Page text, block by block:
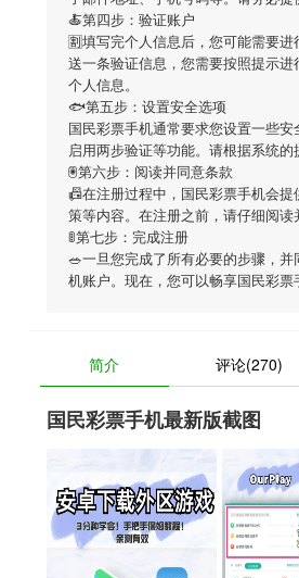
🍝第四步：验证账户
🈹填写完个人信息后，您可能需要进
送一条验证信息，您需要按照提示
个人信息。
🐟第五步：设置安全选项
国民彩票手机通常要求您设置一些安
启用两步验证等功能。请根据系统
🖲第六步：阅读并同意条款
📠在注册过程中， 国民彩票手机会提
策等内容。在注册之前，请仔细阅读
🚦第七步：完成注册
🥗一旦您完成了所有必要的步骤，并
机账户。现在，您可以畅享国民彩票
简介 评论(270)
国民彩票手机最新版截图